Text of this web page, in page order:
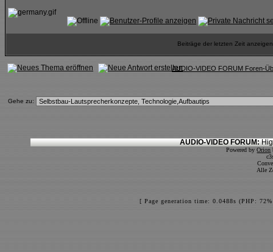
Beiträge der letzten Zeit
AUDIO-VIDEO FORUM Foren-
Gehe zu:
AUDIO-VIDEO FORUM:
Powered byOrion
Alle
[ Page generation time: 0.0488s (PHP: